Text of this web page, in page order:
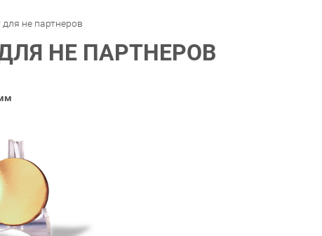
не партнеров
НЕ ПАРТНЕРОВ